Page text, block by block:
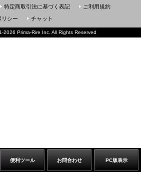
便利ツール お問合わせ PC版表示
特定商取引法に基づく表記
ご利用規約
リシー チャット
2026 Prima-Rire Inc. All Rights Reserved